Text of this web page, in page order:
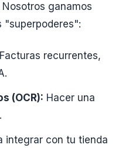
ganamos
"superpoderes":
Facturas recurrentes,
(OCR): Hacer una
integrar con tu tienda